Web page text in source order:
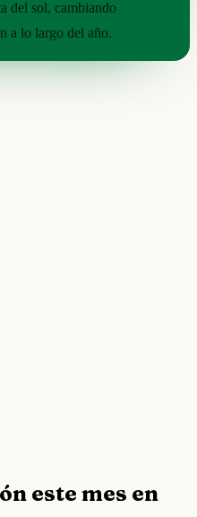
del sol, cambiando
a lo largo del año.
este mes en